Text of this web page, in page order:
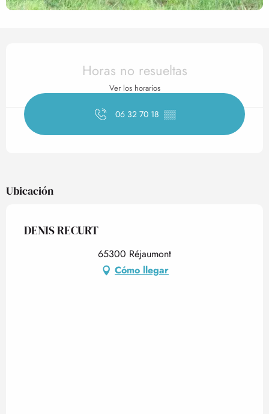
Horarios y datos de
Horas no resueltas
Ver los horarios
06 32 70 18 ▒▒
Ubicación
DENIS RECURT
65300 Réjaumont
Cómo llegar